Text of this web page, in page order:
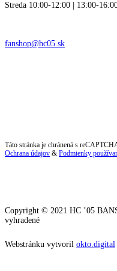
Streda 10:00-12:00 | 13:00-
fanshop@hc05.sk
Táto stránka je chránená s
Ochrana údajov & Podmienky
Copyright © 2021 HC ’05
vyhradené
Webstránku vytvoril okto.digital